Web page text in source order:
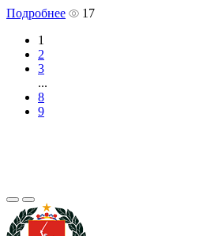
Подробнее
17
1
2
3
...
8
9